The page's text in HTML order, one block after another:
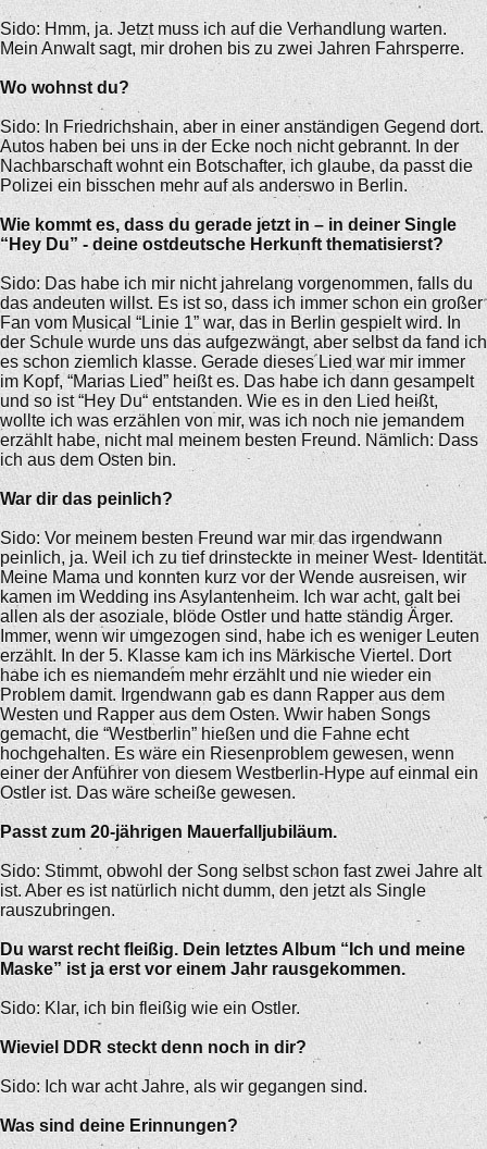
Sido: Hmm, ja. Jetzt muss ich auf die Verhandlung warten.
Mein Anwalt sagt, mir drohen bis zu zwei Jahren Fahrsperre.
Wo wohnst du?
Sido: In Friedrichshain, aber in einer anständigen Gegend dort.
Autos haben bei uns in der Ecke noch nicht gebrannt. In der
Nachbarschaft wohnt ein Botschafter, ich glaube, da passt die
Polizei ein bisschen mehr auf als anderswo in Berlin.
Wie kommt es, dass du gerade jetzt in – in deiner Single
“Hey Du” - deine ostdeutsche Herkunft thematisierst?
Sido: Das habe ich mir nicht jahrelang vorgenommen, falls du
das andeuten willst. Es ist so, dass ich immer schon ein großer
Fan vom Musical “Linie 1” war, das in Berlin gespielt wird. In
der Schule wurde uns das aufgezwängt, aber selbst da fand ich
es schon ziemlich klasse. Gerade dieses Lied war mir immer
im Kopf, “Marias Lied” heißt es. Das habe ich dann gesampelt
und so ist “Hey Du“ entstanden. Wie es in den Lied heißt,
wollte ich was erzählen von mir, was ich noch nie jemandem
erzählt habe, nicht mal meinem besten Freund. Nämlich: Dass
ich aus dem Osten bin.
War dir das peinlich?
Sido: Vor meinem besten Freund war mir das irgendwann
peinlich, ja. Weil ich zu tief drinsteckte in meiner West- Identität.
Meine Mama und konnten kurz vor der Wende ausreisen, wir
kamen im Wedding ins Asylantenheim. Ich war acht, galt bei
allen als der asoziale, blöde Ostler und hatte ständig Ärger.
Immer, wenn wir umgezogen sind, habe ich es weniger Leuten
erzählt. In der 5. Klasse kam ich ins Märkische Viertel. Dort
habe ich es niemandem mehr erzählt und nie wieder ein
Problem damit. Irgendwann gab es dann Rapper aus dem
Westen und Rapper aus dem Osten. Wwir haben Songs
gemacht, die “Westberlin” hießen und die Fahne echt
hochgehalten. Es wäre ein Riesenproblem gewesen, wenn
einer der Anführer von diesem Westberlin-Hype auf einmal ein
Ostler ist. Das wäre scheiße gewesen.
Passt zum 20-jährigen Mauerfalljubiläum.
Sido: Stimmt, obwohl der Song selbst schon fast zwei Jahre alt
ist. Aber es ist natürlich nicht dumm, den jetzt als Single
rauszubringen.
Du warst recht fleißig. Dein letztes Album “Ich und meine
Maske” ist ja erst vor einem Jahr rausgekommen.
Sido: Klar, ich bin fleißig wie ein Ostler.
Wieviel DDR steckt denn noch in dir?
Sido: Ich war acht Jahre, als wir gegangen sind.
Was sind deine Erinnungen?